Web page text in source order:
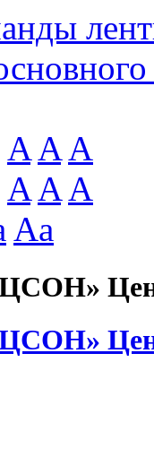
A A A
A A A
Aa